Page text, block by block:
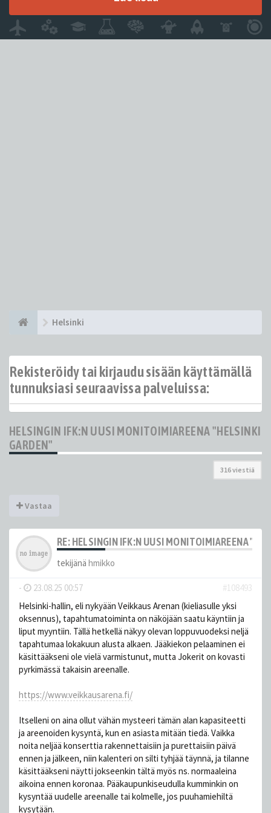
Helsinki
Rekisteröidy tai kirjaudu sisään käyttämällä
tunnuksiasi seuraavissa palveluissa:
HELSINGIN IFK:N UUSI MONITOIMIAREENA "HELSINKI
GARDEN"
316 viestiä
Vastaa
RE: HELSINGIN IFK:N UUSI MONITOIMIAREENA
tekijänä hmikko
- 23.08.25 00:57
#108493
Helsinki-hallin, eli nykyään Veikkaus Arenan (kieliasulle yksi
oksennus), tapahtumatoiminta on näköjään saatu käyntiin ja
liput myyntiin. Tällä hetkellä näkyy olevan loppuvuodeksi neljä
tapahtumaa lokakuun alusta alkaen. Jääkiekon pelaaminen ei
käsittääkseni ole vielä varmistunut, mutta Jokerit on kovasti
pyrkimässä takaisin areenalle.
https://www.veikkausarena.fi/
Itselleni on aina ollut vähän mysteeri tämän alan kapasiteetti
ja areenoiden kysyntä, kun en asiasta mitään tiedä. Vaikka
noita neljää konserttia rakennettaisiin ja purettaisiin päivä
ennen ja jälkeen, niin kalenteri on silti tyhjää täynnä, ja tilanne
käsittääkseni näytti jokseenkin tältä myös ns. normaaleina
aikoina ennen koronaa. Pääkaupunkiseudulla kumminkin on
kysyntää uudelle areenalle tai kolmelle, jos puuhamiehiltä
kysytään.